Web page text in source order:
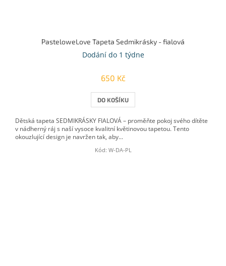
PasteloweLove Tapeta Sedmikrásky - fialová
Dodání do 1 týdne
650 Kč
DO KOŠÍKU
Dětská tapeta SEDMIKRÁSKY FIALOVÁ – proměňte pokoj svého dítěte
v nádherný ráj s naší vysoce kvalitní květinovou tapetou. Tento
okouzlující design je navržen tak, aby...
Kód: W-DA-PL